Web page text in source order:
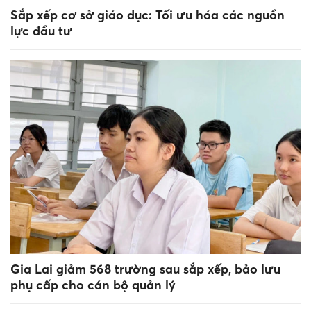
Sắp xếp cơ sở giáo dục: Tối ưu hóa các nguồn
lực đầu tư
Gia Lai giảm 568 trường sau sắp xếp, bảo lưu
phụ cấp cho cán bộ quản lý